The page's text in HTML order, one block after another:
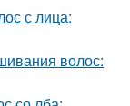
с лица:
волос: